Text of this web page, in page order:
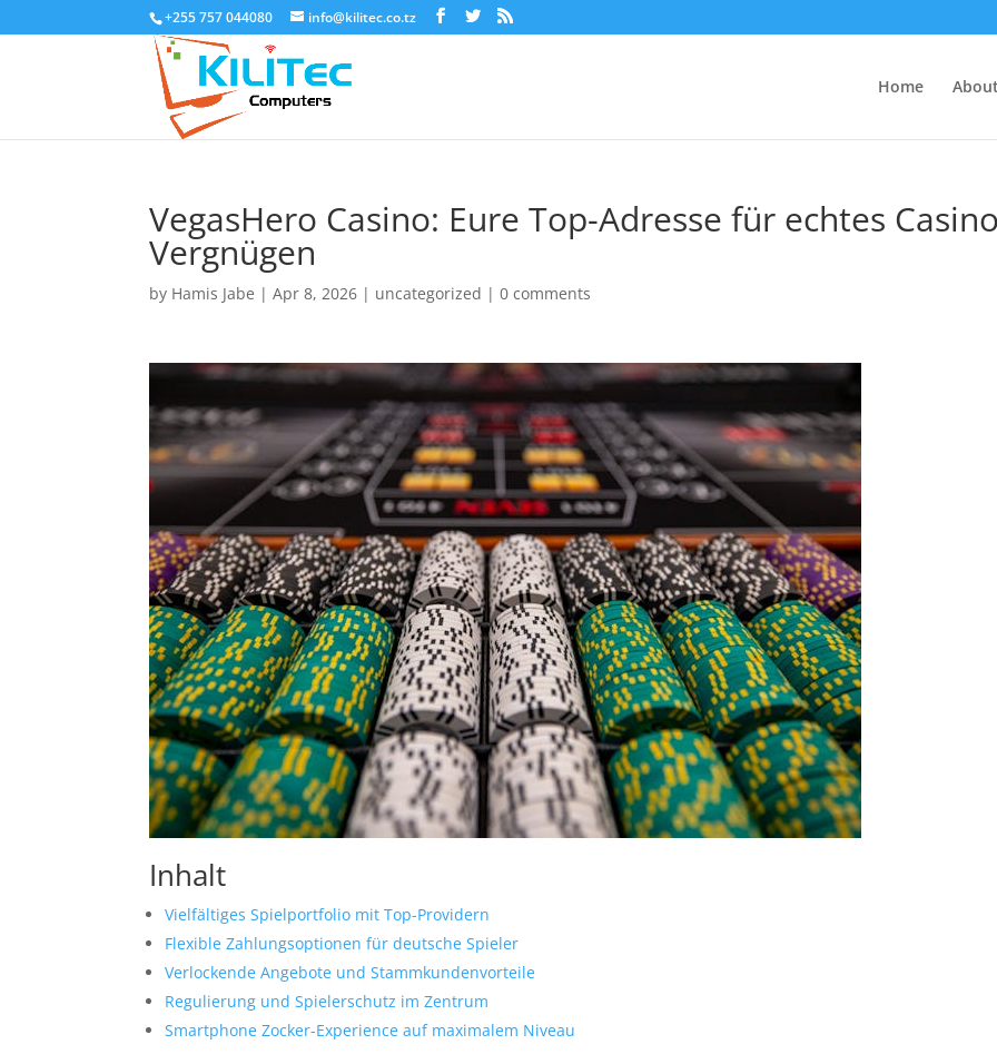
+255 757 044080 info@kilitec.co.tz
Home
VegasHero Casino: Eure Top-Adresse für echtes
Vergnügen
by Hamis Jabe |Apr 8, 2026 | uncategorized |0 comments
Inhalt
Vielfältiges Spielportfolio mit Top-Providern
Flexible Zahlungsoptionen für deutsche Spieler
Verlockende Angebote und Stammkundenvorteile
Regulierung und Spielerschutz im Zentrum
Smartphone Zocker-Experience auf maximalem Niveau